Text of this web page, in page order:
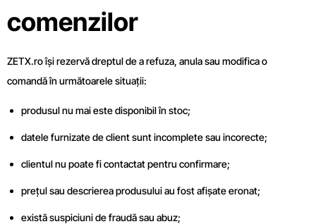
comenzilor
ZETX.ro își rezervă dreptul de a refuza, anula sau modifica o
comandă în următoarele situații:
produsul nu mai este disponibil în stoc;
datele furnizate de client sunt incomplete sau incorecte;
clientul nu poate fi contactat pentru confirmare;
prețul sau descrierea produsului au fost afișate eronat;
există suspiciuni de fraudă sau abuz;